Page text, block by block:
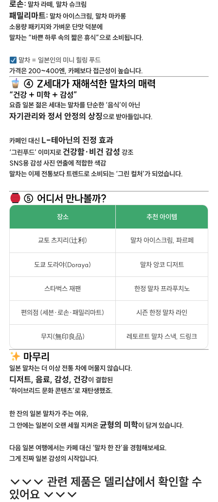
로손: 말차 라떼, 말차 슈크림
패밀리마트: 말차 아이스크림, 말차 마카롱
소용량 패키지와 가벼운 단맛 덕분에
말차는 “바쁜 하루 속의 짧은 휴식”으로 소비됩니다.
말차 = 일본인의 미니 힐링 푸드
가격은 200~400엔, 카페보다 접근성이 높습니다.
④ Z세대가 재해석한 말차의 매력
“건강 + 미학 + 감성”
요즘 일본 젊은 세대는 말차를 단순한 ‘음식’이 아닌
자기관리와 정서 안정의 상징으로 받아들입니다.
카페인 대신 L-테아닌의 진정 효과
‘그린푸드’ 이미지로건강함·비건 감성 강조
SNS용 감성 사진 연출에 적합한 색감
말차는 이제 전통보다 트렌드로 소비되는 ‘그린 컬처’가 되었습니다.
⑤ 어디서 만나볼까?
장소 추천 아이템
교토 츠지리(辻利) 말차 아이스크림, 파르페
도쿄 도라야(Doraya) 말차 앙코 디저트
스타벅스 재팬 한정 말차 프라푸치노
편의점 (세븐·로손·패밀리마트) 시즌 한정 말차 라인
무지(無印良品) 레토르트 말차 스낵, 드링크
마무리
일본 말차는 더 이상 전통 차에 머물지 않습니다.
디저트, 음료, 감성, 건강이 결합된
‘하이브리드 문화 콘텐츠’로 재탄생했죠.
한 잔의 일본 말차가 주는 여유,
그 안에는 일본이 오랜 세월 지켜온균형의 미학이 담겨 있습니다.
다음 일본 여행에서는 카페 대신 ‘말차 한 잔’을 경험해보세요.
그게 진짜 일본 감성의 시작입니다.
↓↓↓ 관련 제품은 델리샵에서 확인할 수
있어요 ↓↓↓